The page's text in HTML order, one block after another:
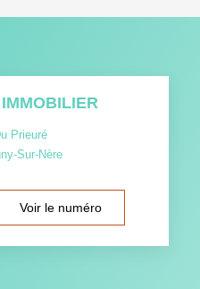
Prieuré
Sur-Nère
Voir le numéro